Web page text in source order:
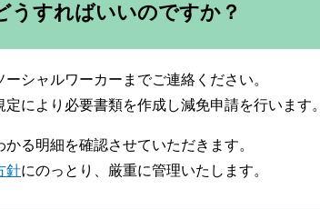
うすればいいのですか？
シャルワーカーまでご連絡ください。
により必要書類を作成し減免申請を行います。
る明細を確認させていただきます。
針にのっとり、厳重に管理いたします。